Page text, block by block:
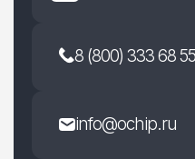
8 (800) 333 68 55
info@ochip.ru